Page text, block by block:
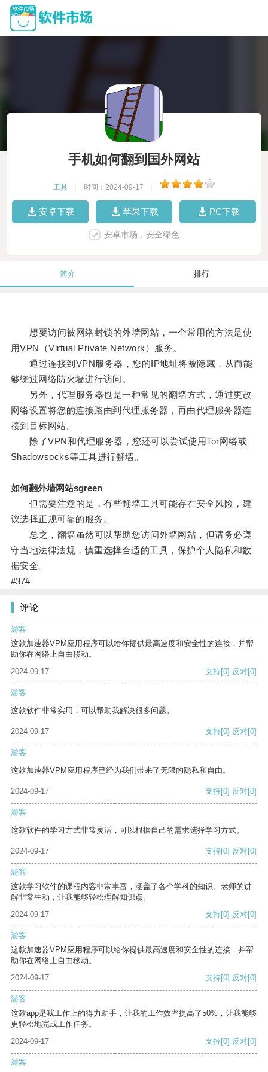
手机如何翻到国外网站
工具 时间：2024-09-17
安卓下载 苹果下载 PC下载
安卓市场，安全绿色
简介 排行
想要访问被网络封锁的外墙网站，一个常用的方法是使
用VPN（Virtual Private Network）服务。
通过连接到VPN服务器，您的IP地址将被隐藏，从而能
够绕过网络防火墙进行访问。
另外，代理服务器也是一种常见的翻墙方式，通过更改
网络设置将您的连接路由到代理服务器，再由代理服务器连
接到目标网站。
除了VPN和代理服务器，您还可以尝试使用Tor网络或
Shadowsocks等工具进行翻墙。
如何翻外墙网站sgreen
但需要注意的是，有些翻墙工具可能存在安全风险，建
议选择正规可靠的服务。
总之，翻墙虽然可以帮助您访问外墙网站，但请务必遵
守当地法律法规，慎重选择合适的工具，保护个人隐私和数
据安全。
#37#
评论
游客
这款加速器VPM应用程序可以给你提供最高速度和安全性的连接，并帮
助你在网络上自由移动。
2024-09-17
支持[0] 反对[0]
游客
这款软件非常实用，可以帮助我解决很多问题。
2024-09-17 支持[0] 反对[0]
游客
这款加速器VPM应用程序已经为我们带来了无限的隐私和自由。
2024-09-17 支持[0] 反对[0]
游客
这款软件的学习方式非常灵活，可以根据自己的需求选择学习方式。
2024-09-17 支持[0] 反对[0]
游客
这款学习软件的课程内容非常丰富，涵盖了各个学科的知识。老师的讲
解非常生动，让我能够轻松理解知识点。
2024-09-17
支持[0] 反对[0]
游客
这款加速器VPM应用程序可以给你提供最高速度和安全性的连接，并帮
助你在网络上自由移动。
2024-09-17
支持[0] 反对[0]
游客
这款app是我工作上的得力助手，让我的工作效率提高了50%，让我能够
更轻松地完成工作任务。
2024-09-17
支持[0] 反对[0]
游客